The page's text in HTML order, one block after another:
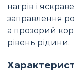
нагрів і
заправлення
а прозорий
рівень рідини.